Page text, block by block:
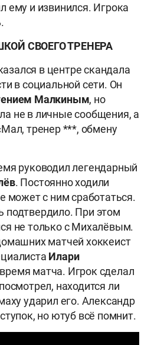
ему и извинился. Игрока
СВОЕГО ТРЕНЕРА
в центре скандала
в социальной сети. Он
Малкиным, но
не в личные сообщения, а
тренер ***, обмену
руководил легендарный
. Постоянно ходили
может с ним сработаться.
подтвердило. При этом
не только с Михалёвым.
матчей хоккеист
Илари
матча. Игрок сделал
находится ли
ударил его. Александр
но ютуб всё помнит.